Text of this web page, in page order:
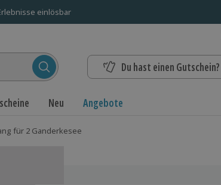
einlösbar
Du hast einen Gutschein?
Neu Angebote
für 2 Ganderkesee